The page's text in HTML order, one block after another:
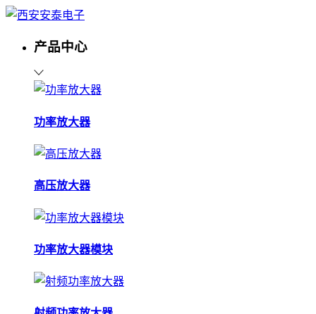
产品中心
功率放大器
高压放大器
功率放大器模块